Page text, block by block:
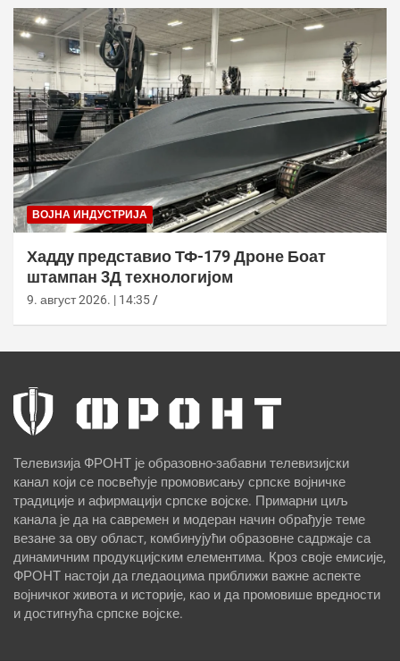
ВОЈНА ИНДУСТРИЈА
Хаддy представио ТФ-179 Дроне Боат
штампан 3Д технологијом
9. август 2026. | 14:35
Телевизија ФРОНТ је образовно-забавни телевизијски
канал који се посвећује промовисању српске војничке
традиције и афирмацији српске војске. Примарни циљ
канала је да на савремен и модеран начин обрађује теме
везане за ову област, комбинујући образовне садржаје са
динамичним продукцијским елементима. Кроз своје емисије,
ФРОНТ настоји да гледаоцима приближи важне аспекте
војничког живота и историје, као и да промовише вредности
и достигнућа српске војске.